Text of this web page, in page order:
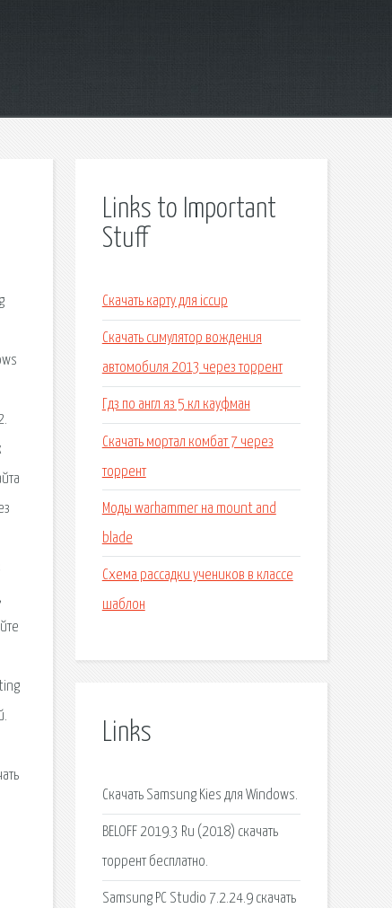
Links to Important
Stuff
Скачать карту для iccup
Скачать симулятор вождения
автомобиля 2013 через торрент
Гдз по англ яз 5 кл кауфман
Скачать мортал комбат 7 через
торрент
Моды warhammer на mount and
blade
Схема рассадки учеников в классе
шаблон
Links
Скачать Samsung Kies для Windows.
BELOFF 2019.3 Ru (2018) скачать
торрент бесплатно.
Samsung PC Studio 7.2.24.9 скачать